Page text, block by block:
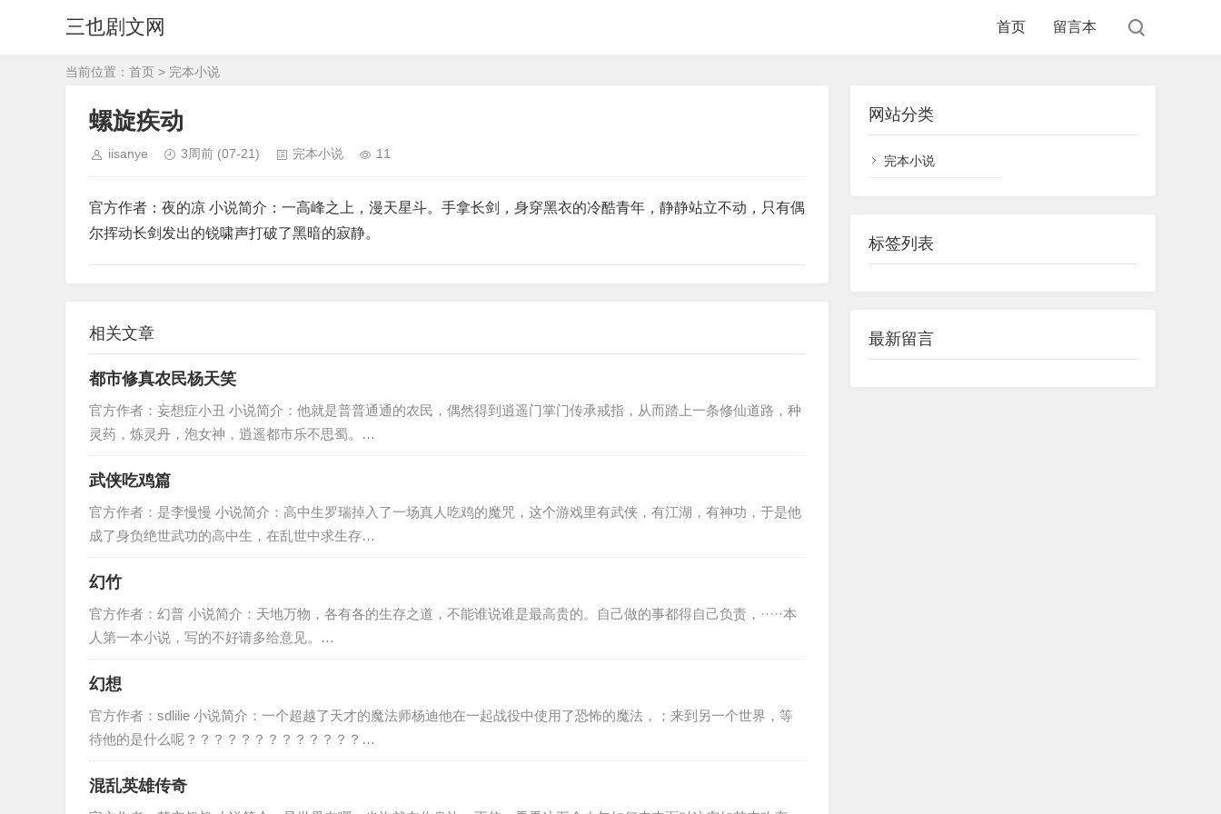
三也剧文网 首页 留言本
当前位置： 首页 > 完本小说
螺旋疾动
iisanye 3周前 (07-21) 完本小说 11
官方作者：夜的凉 小说简介：一高峰之上，漫天星斗。手拿长剑，身穿黑衣的冷酷青年，静静站立不动，只有偶
尔挥动长剑发出的锐啸声打破了黑暗的寂静。
相关文章
都市修真农民杨天笑
官方作者：妄想症小丑 小说简介：他就是普普通通的农民，偶然得到逍遥门掌门传承戒指，从而踏上一条修仙道路，种
灵药，炼灵丹，泡女神，逍遥都市乐不思蜀。…
武侠吃鸡篇
官方作者：是李慢慢 小说简介：高中生罗瑞掉入了一场真人吃鸡的魔咒，这个游戏里有武侠，有江湖，有神功，于是他
成了身负绝世武功的高中生，在乱世中求生存…
幻竹
官方作者：幻普 小说简介：天地万物，各有各的生存之道，不能谁说谁是最高贵的。自己做的事都得自己负责，·····本
人第一本小说，写的不好请多给意见。…
幻想
官方作者：sdlilie 小说简介：一个超越了天才的魔法师杨迪他在一起战役中使用了恐怖的魔法，；来到另一个世界，等
待他的是什么呢？？？？？？？？？？？？？…
混乱英雄传奇
网站分类
完本小说
标签列表
最新留言